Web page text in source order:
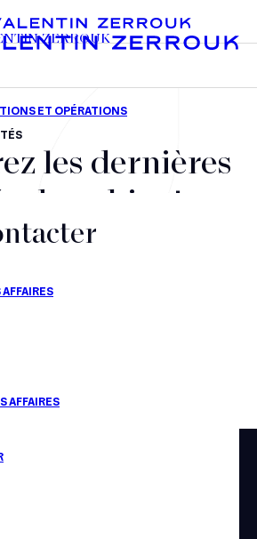
ZERROUK
et opérations stratégiques
les dernières
du cabinet,
et nos
jour après
recherche